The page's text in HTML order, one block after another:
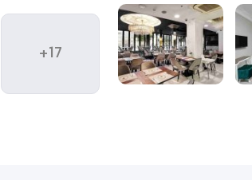
غذاهای ترکی و دسترسی آسان، استانبول را به یکی از
مناسب به جاذبه‌های اصلی شهر را برای مهمانان فراهم
+17